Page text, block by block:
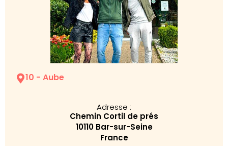
10 - Aube
Adresse :
Chemin Cortil de prés
10110 Bar-sur-Seine
France